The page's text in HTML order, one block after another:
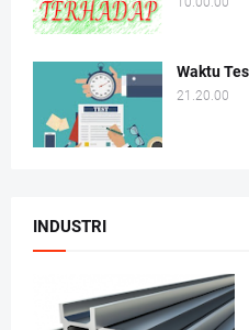
Waktu
21.20.00
INDUSTRI